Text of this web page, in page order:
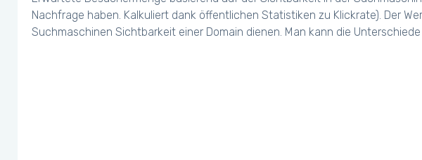
Nachfrage haben. Kalkuliert dank öffentlichen Statistiken zu Klickrate). Der
Suchmaschinen Sichtbarkeit einer Domain dienen. Man kann die